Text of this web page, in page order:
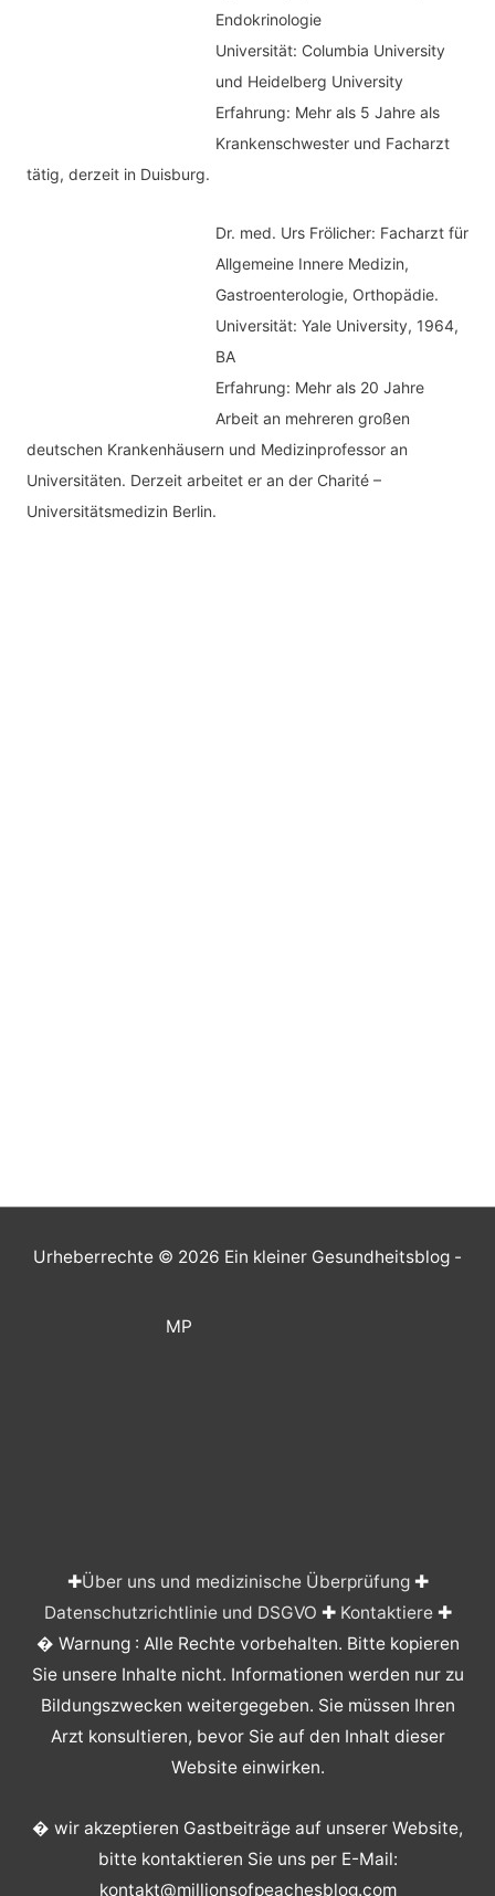
Endokrinologie
Universität: Columbia University
und Heidelberg University
Erfahrung: Mehr als 5 Jahre als
Krankenschwester und Facharzt
tätig, derzeit in Duisburg.
Dr. med. Urs Frölicher: Facharzt für
Allgemeine Innere Medizin,
Gastroenterologie, Orthopädie.
Universität: Yale University, 1964,
BA
Erfahrung: Mehr als 20 Jahre
Arbeit an mehreren großen
deutschen Krankenhäusern und Medizinprofessor an
Universitäten. Derzeit arbeitet er an der Charité –
Universitätsmedizin Berlin.
Urheberrechte © 2026 Ein kleiner Gesundheitsblog -
MP
✚Über uns und medizinische Überprüfung✚
Datenschutzrichtlinie und DSGVO ✚ Kontaktiere✚
� Warnung : Alle Rechte vorbehalten. Bitte kopieren
Sie unsere Inhalte nicht. Informationen werden nur zu
Bildungszwecken weitergegeben. Sie müssen Ihren
Arzt konsultieren, bevor Sie auf den Inhalt dieser
Website einwirken.
� wir akzeptieren Gastbeiträge auf unserer Website,
bitte kontaktieren Sie uns per E-Mail:
kontakt@millionsofpeachesblog.com